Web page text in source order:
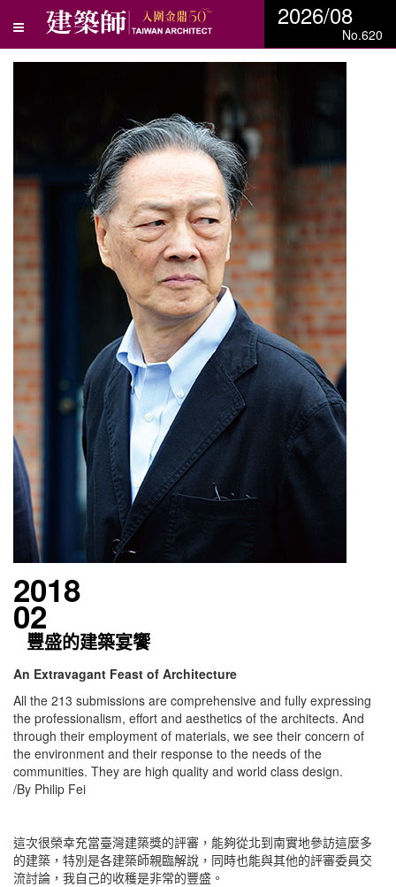
2026/08
No.620
2018
02
豐盛的建築宴饗
An Extravagant Feast of Architecture
All the 213 submissions are comprehensive and fully expressing
the professionalism, effort and aesthetics of the architects. And
through their employment of materials, we see their concern of
the environment and their response to the needs of the
communities. They are high quality and world class design.
/By Philip Fei
這次很榮幸充當臺灣建築獎的評審，能夠從北到南實地參訪這麼多
的建築，特別是各建築師親臨解說，同時也能與其他的評審委員交
流討論，我自己的收穫是非常的豐盛。